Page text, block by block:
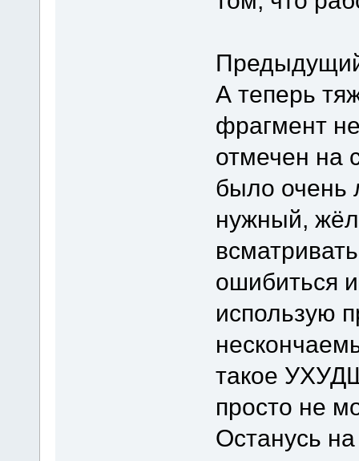
А теперь
фрагмент
отмечен на
было очень
нужный,
ошибиться
использую
такое
просто не
Останусь